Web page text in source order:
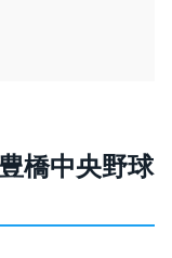
橋中央野球